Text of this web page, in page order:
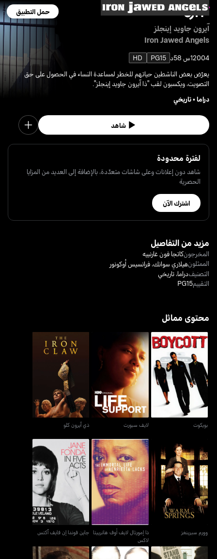
حمل التطبيق
آيرون جاويد إينجلز
Iron Jawed Angels
20041س 58د PG15
HD
يعرّض بعض الناشطين حياتهم للخطر لمساعدة النساء في الحصول على حق
التصويت، ويكسبون لقب "ذا آيرون جاويد إينجلز".
دراما•تاريخي
شاهد
لفترة محدودة
شاهد دون إعلانات وعلى شاشات متعدّدة، بالإضافة إلى العديد من المزايا
الحصرية
اشترك الآن
مزيد من التفاصيل
المخرجونكاتجا فون غارنييه
الممثلونهيلاري سوانك،فرانسيس أوكونور
التصنيفدراما،تاريخي
التقييمPG15
محتوى مماثل
بويكوت
بويكوت
لايف سبورت
لايف سبورت
ذي آيرون كلو
ذي آيرون كلو
وورم سبرينغز
وورم سبرينغز
ذا إمورتال لايف أوف هانرييتا
لاكس
ذا إمورتال لايف أوف هانرييتا
لاكس
جاين فوندا إن فايف آكتس
جاين فوندا إن فايف آكتس